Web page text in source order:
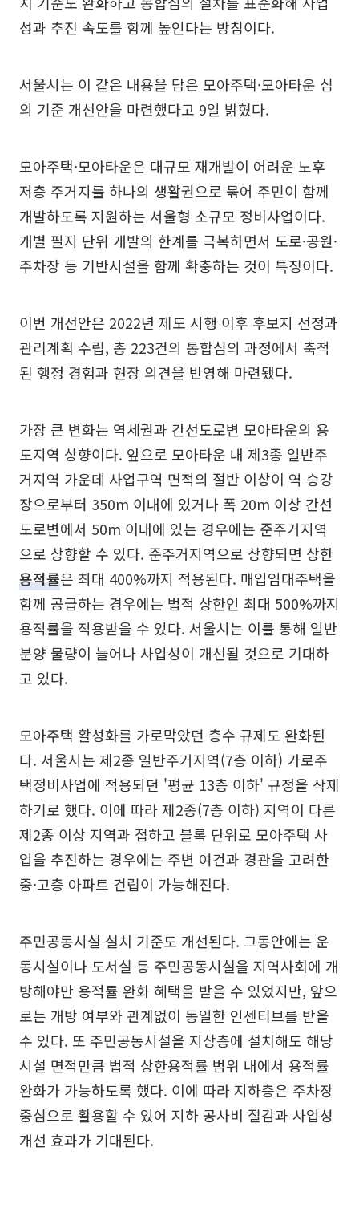
성과 추진 속도를 함께 높인다는 방침이다.
서울시는 이 같은 내용을 담은 모아주택·모아타운 심
의 기준 개선안을 마련했다고 9일 밝혔다.
모아주택·모아타운은 대규모 재개발이 어려운 노후
저층 주거지를 하나의 생활권으로 묶어 주민이 함께
개발하도록 지원하는 서울형 소규모 정비사업이다.
개별 필지 단위 개발의 한계를 극복하면서 도로·공원·
주차장 등 기반시설을 함께 확충하는 것이 특징이다.
이번 개선안은 2022년 제도 시행 이후 후보지 선정과
관리계획 수립, 총 223건의 통합심의 과정에서 축적
된 행정 경험과 현장 의견을 반영해 마련됐다.
가장 큰 변화는 역세권과 간선도로변 모아타운의 용
도지역 상향이다. 앞으로 모아타운 내 제3종 일반주
거지역 가운데 사업구역 면적의 절반 이상이 역 승강
장으로부터 350m 이내에 있거나 폭 20m 이상 간선
도로변에서 50m 이내에 있는 경우에는 준주거지역
으로 상향할 수 있다. 준주거지역으로 상향되면 상한
용적률은 최대 400%까지 적용된다. 매입임대주택을
함께 공급하는 경우에는 법적 상한인 최대 500%까지
용적률을 적용받을 수 있다. 서울시는 이를 통해 일반
분양 물량이 늘어나 사업성이 개선될 것으로 기대하
고 있다.
모아주택 활성화를 가로막았던 층수 규제도 완화된
다. 서울시는 제2종 일반주거지역(7층 이하) 가로주
택정비사업에 적용되던 '평균 13층 이하' 규정을 삭제
하기로 했다. 이에 따라 제2종(7층 이하) 지역이 다른
제2종 이상 지역과 접하고 블록 단위로 모아주택 사
업을 추진하는 경우에는 주변 여건과 경관을 고려한
중·고층 아파트 건립이 가능해진다.
주민공동시설 설치 기준도 개선된다. 그동안에는 운
동시설이나 도서실 등 주민공동시설을 지역사회에 개
방해야만 용적률 완화 혜택을 받을 수 있었지만, 앞으
로는 개방 여부와 관계없이 동일한 인센티브를 받을
수 있다. 또 주민공동시설을 지상층에 설치해도 해당
시설 면적만큼 법적 상한용적률 범위 내에서 용적률
완화가 가능하도록 했다. 이에 따라 지하층은 주차장
중심으로 활용할 수 있어 지하 공사비 절감과 사업성
개선 효과가 기대된다.